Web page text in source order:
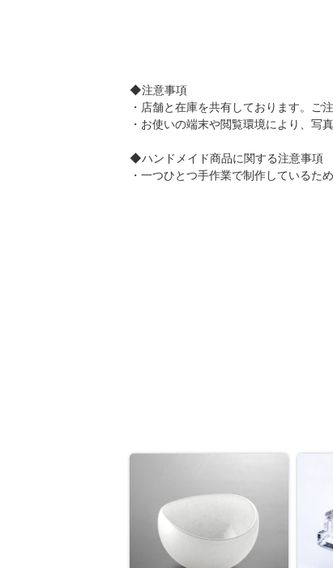
◆注意事項
・店舗と在庫を共有しております。ご
・お使いの端末や閲覧環境により、写
◆ハンドメイド商品に関する注意事項
・一つひとつ手作業で制作しているた